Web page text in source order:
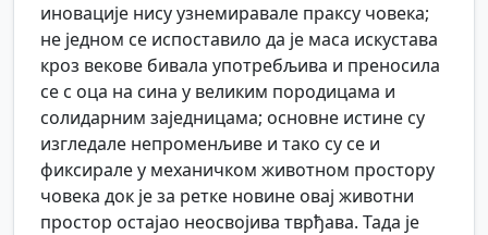
иновације нису узнемиравале праксу човека;
не једном се испоставило да је маса искустава
кроз векове бивала употребљива и преносила
се с оца на сина у великим породицама и
солидарним заједницама; основне истине су
изгледале непроменљиве и тако су се и
фиксирале у механичком животном простору
човека док је за ретке новине овај животни
простор остајао неосвојива тврђава. Тада је